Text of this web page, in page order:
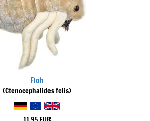
Floh
(Ctenocephalides felis)